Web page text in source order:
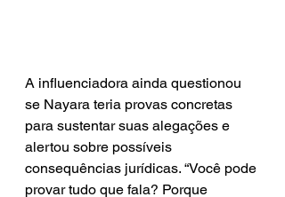
A influenciadora ainda questionou
se Nayara teria provas concretas
para sustentar suas alegações e
alertou sobre possíveis
consequências jurídicas. “Você pode
provar tudo que fala? Porque